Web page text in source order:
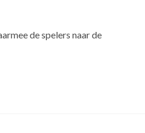
de spelers naar de